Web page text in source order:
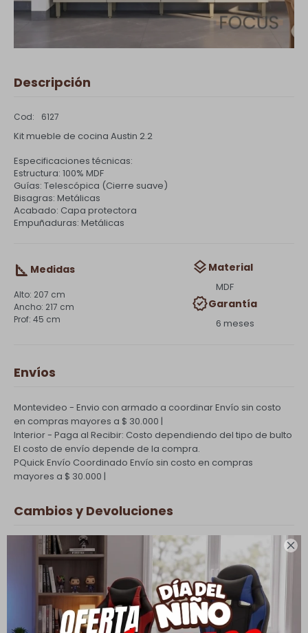

Descripción
6127
Kit mueble de cocina Austin 2.2
Especificaciones técnicas:
Estructura: 100% MDF
Guías: Telescópica (Cierre suave)
Bisagras: Metálicas
Acabado: Capa protectora
Empuñaduras: Metálicas
Medidas
207 cm
217 cm
45 cm
Material
MDF
Garantía
6 meses
Envíos
Montevideo - Envio con armado a coordinarEnvío sin costo
en compras mayores a $ 30.000 |
Interior - Paga al Recibir: Costo dependiendo del tipo de bulto
El costo de envío depende de la compra.
PQuick Envío Coordinado Envío sin costo en compras
mayores a $ 30.000 |
Cambios y Devoluciones
Todas las compras realizadas tienen un plazo de 5 días para
su cambio.
Ver mas
Medios de pago